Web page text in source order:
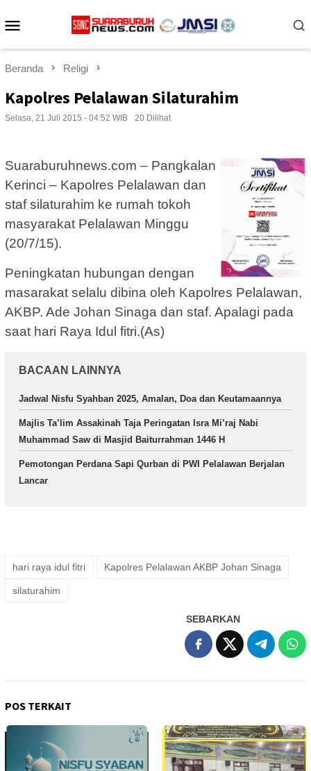
ke
Beranda Religi
Kapolres Pelalawan Silaturahim
Selasa, 21 Juli 2015 - 04:52 WIB 20 Dilihat
Suaraburuhnews.com – Pangkalan
Kerinci – Kapolres Pelalawan dan
staf silaturahim ke rumah tokoh
masyarakat Pelalawan Minggu
(20/7/15).
Peningkatan hubungan dengan
masarakat selalu dibina oleh Kapolres Pelalawan,
AKBP. Ade Johan Sinaga dan staf. Apalagi pada
saat hari Raya Idul fitri.(As)
BACAAN LAINNYA
Jadwal Nisfu Syahban 2025, Amalan, Doa dan Keutamaannya
Majlis Ta’lim Assakinah Taja Peringatan Isra Mi’raj Nabi
Muhammad Saw di Masjid Baiturrahman 1446 H
Pemotongan Perdana Sapi Qurban di PWI Pelalawan Berjalan
Lancar
hari raya idul fitri Kapolres Pelalawan AKBP Johan Sinaga
silaturahim
SEBARKAN
POS TERKAIT